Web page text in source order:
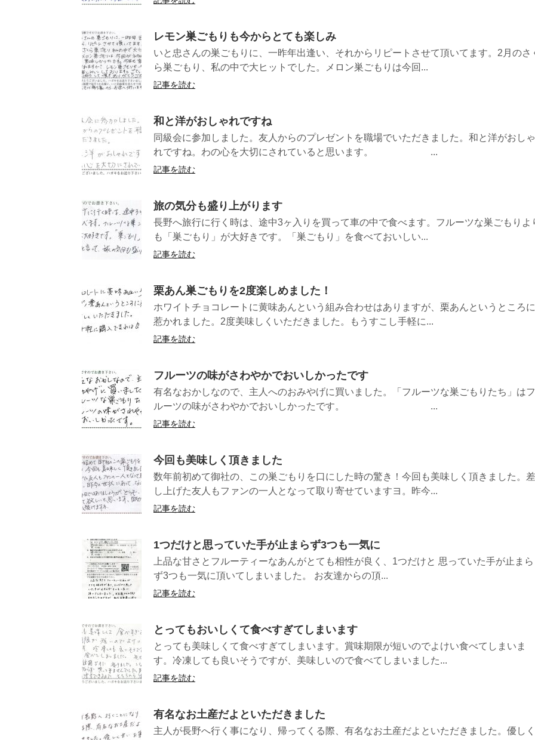
レモン巣ごもりも今からとても楽しみ
いと忠さんの巣ごもりに、一昨年出逢い、それからリピートさせて頂いてます。2月のさ
ら巣ごもり、私の中で大ヒットでした。メロン巣ごもりは今回...
記事を読む
和と洋がおしゃれですね
同級会に参加しました。友人からのプレゼントを職場でいただきました。和と洋がおしゃ
れですね。わの心を大切にされていると思います。 ...
記事を読む
旅の気分も盛り上がります
長野へ旅行に行く時は、途中3ヶ入りを買って車の中で食べます。フルーツな巣ごもりよ
も「巣ごもり」が大好きです。「巣ごもり」を食べておいしい...
記事を読む
栗あん巣ごもりを2度楽しめました！
ホワイトチョコレートに黄味あんという組み合わせはありますが、栗あんというところに
惹かれました。2度美味しくいただきました。もうすこし手軽に...
記事を読む
フルーツの味がさわやかでおいしかったです
有名なおかしなので、主人へのおみやげに買いました。「フルーツな巣ごもりたち」はフ
ルーツの味がさわやかでおいしかったです。 ...
記事を読む
今回も美味しく頂きました
数年前初めて御社の、この巣ごもりを口にした時の驚き！今回も美味しく頂きました。差
し上げた友人もファンの一人となって取り寄せていますヨ。昨今...
記事を読む
1つだけと思っていた手が止まらず3つも一気に
上品な甘さとフルーティーなあんがとても相性が良く、1つだけと 思っていた手が止まら
ず3つも一気に頂いてしまいました。 お友達からの頂...
記事を読む
とってもおいしくて食べすぎてしまいます
とっても美味しくて食べすぎてしまいます。賞味期限が短いのでよけい食べてしまいま
す。冷凍しても良いそうですが、美味しいので食べてしまいました...
記事を読む
有名なお土産だよといただきました
主人が長野へ行く事になり、帰ってくる際、有名なお土産だよといただきました。優しく